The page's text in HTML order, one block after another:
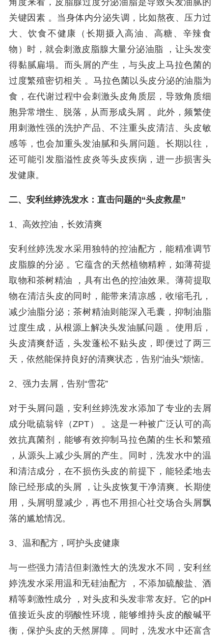
角度来看，皮脂腺过度分泌油脂是导致头发油腻的
关键因素 。当身体内分泌失调，比如熬夜、压力过
大、饮食不健康（长期摄入高油、高糖、辛辣食
物）时，就会刺激皮脂腺大量分泌油脂 ，让头发变
得黏腻扁塌。而头屑的产生，与头皮上马拉色菌的
过度繁殖密切相关 。马拉色菌以头皮分泌的油脂为
食，在代谢过程中会刺激头皮角质层，导致角质细
胞异常增生、脱落，从而形成头屑 。此外，频繁使
用刺激性强的洗护产品、不注重头皮清洁、头皮敏
感等，也会加重头发油腻和头屑问题。长期以往，
还可能引发脂溢性皮炎等头皮疾病，进一步损害头
发健康。
二、安利丝婷洗发水：直击问题的“头皮救星”
1、高效控油，长效清爽
安利丝婷洗发水采用独特的控油配方，能精准调节
皮脂腺的分泌 。它蕴含的天然植物精粹，如薄荷提
取物和茶树精油 ，具有出色的控油效果。薄荷提取
物在清洁头皮的同时，能带来清凉感，收缩毛孔，
减少油脂分泌；茶树精油则能深入毛囊，抑制油脂
过度生成，从根源上解决头发油腻问题 。使用后，
头皮清爽舒适，头发蓬松不贴头皮，即便过了两三
天，依然能保持良好的清爽状态，告别“油头”烦恼。
2、强力去屑，告别“雪花”
对于头屑问题，安利丝婷洗发水添加了专业的去屑
成分吡硫翁锌（ZPT） 。这是一种被广泛认可的高
效抗真菌剂，能够有效抑制马拉色菌的生长和繁殖
，从源头上减少头屑的产生。同时，洗发水中的温
和清洁成分，在不损伤头皮的前提下，能轻柔地去
除已经形成的头屑 ，让头皮恢复干净清爽。长期使
用，头屑明显减少，再也不用担心社交场合头屑飘
落的尴尬情况。
3、温和配方，呵护头皮健康
与一些强力清洁但刺激性大的洗发水不同，安利丝
婷洗发水采用温和无硅油配方 ，不添加硫酸盐、酒
精等刺激性成分 ，对头皮和头发非常友好。它的pH
值接近头皮的弱酸性环境，能够维持头皮的酸碱平
衡，保护头皮的天然屏障 。同时，洗发水中还富含